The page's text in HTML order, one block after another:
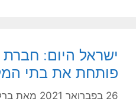
ישראל היום:
פותחת את בתי
26 בפברואר 2021 מאת